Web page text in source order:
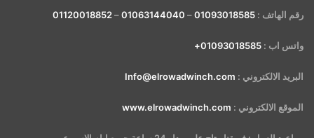
رقم الهاتف : 01093018585
–
01063144040
–
01120018852
واتس اب : 01093018585+
البريد الالكتروني : Info@elrowadwinch.com
الموقع الالكتروني : www.elrowadwinch.com